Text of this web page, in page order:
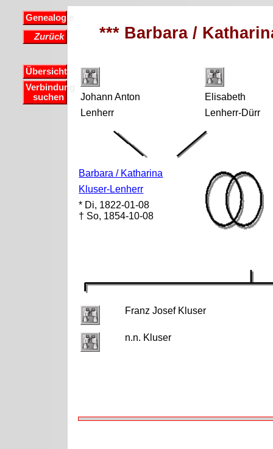
Genealogie
Zurück
Übersicht
Verbindung
suchen
*** Barbara /
Johann Anton
Lenherr
Elisabeth
Lenherr-Dürr
Barbara / Katharina
Kluser-Lenherr
* Di, 1822-01-08
† So, 1854-10-08
Franz Josef Kluser
n.n. Kluser